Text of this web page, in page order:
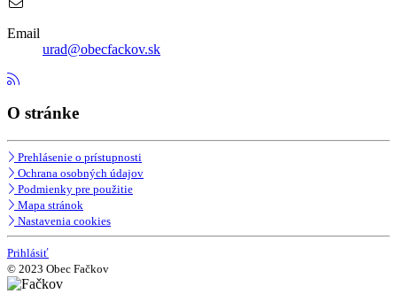
Email
urad@obecfackov.sk
O stránke
Prehlásenie o prístupnosti
Ochrana osobných údajov
Podmienky pre použitie
Mapa stránok
Nastavenia cookies
Prihlásiť
© 2023 Obec Fačkov